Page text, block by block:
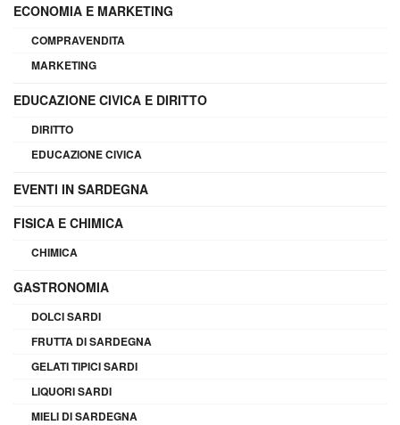
ECONOMIA E MARKETING
COMPRAVENDITA
MARKETING
EDUCAZIONE CIVICA E DIRITTO
DIRITTO
EDUCAZIONE CIVICA
EVENTI IN SARDEGNA
FISICA E CHIMICA
CHIMICA
GASTRONOMIA
DOLCI SARDI
FRUTTA DI SARDEGNA
GELATI TIPICI SARDI
LIQUORI SARDI
MIELI DI SARDEGNA